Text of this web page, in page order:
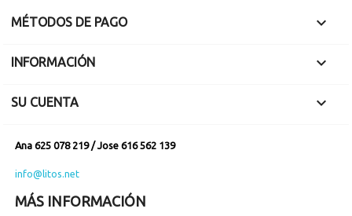
MÉTODOS DE PAGO 
INFORMACIÓN 
SU CUENTA 
Ana 625 078 219 / Jose 616 562 139
info@litos.net
MÁS INFORMACIÓN